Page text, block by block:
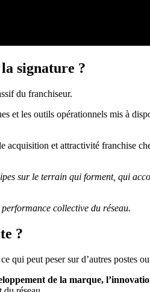
signature ?
du franchiseur.
et les outils opérationnels mis à
acquisition et attractivité franchise
sur le terrain qui forment, qui
collective du réseau.
?
qui peut peser sur d’autres postes
de la marque,